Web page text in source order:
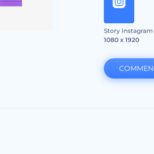
Story Instagram
1080 x 1920